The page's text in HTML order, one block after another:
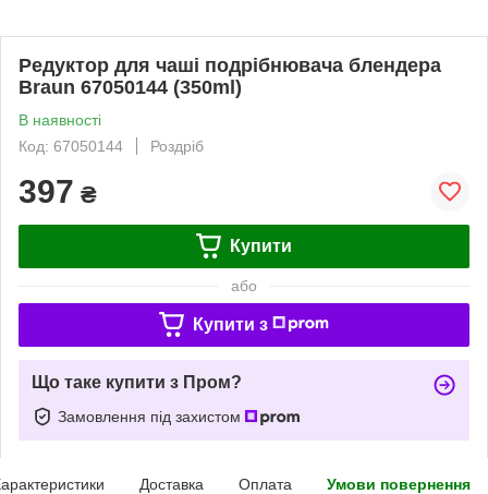
Редуктор для чаші подрібнювача блендера
Braun 67050144 (350ml)
В наявності
Код: 67050144
Роздріб
397 ₴
Купити
або
Купити з
Що таке купити з Пром?
Замовлення під захистом
Доставка Оплата Умови повернення